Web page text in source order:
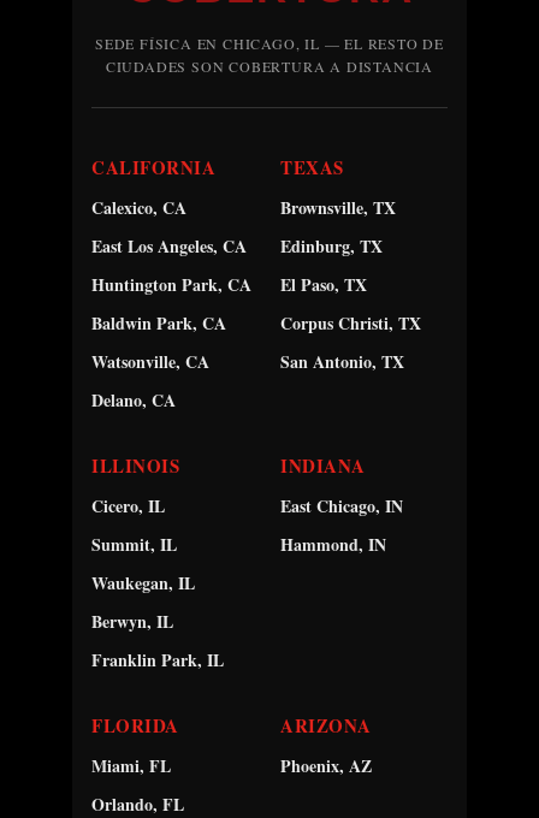
SEDE FÍSICA EN CHICAGO, IL — EL RESTO DE
CIUDADES SON COBERTURA A DISTANCIA
CALIFORNIA
Calexico, CA
East Los Angeles, CA
Huntington Park, CA
Baldwin Park, CA
Watsonville, CA
Delano, CA
TEXAS
Brownsville, TX
Edinburg, TX
El Paso, TX
Corpus Christi, TX
San Antonio, TX
ILLINOIS
Cicero, IL
Summit, IL
Waukegan, IL
Berwyn, IL
Franklin Park, IL
INDIANA
East Chicago, IN
Hammond, IN
FLORIDA
Miami, FL
Orlando, FL
ARIZONA
Phoenix, AZ